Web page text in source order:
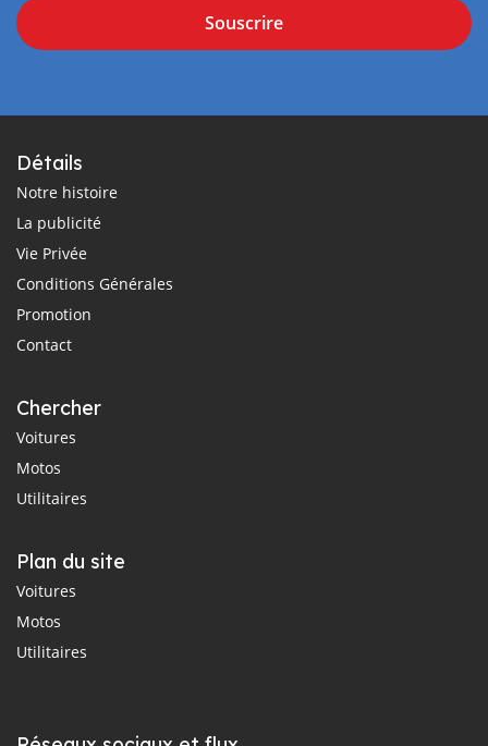
Souscrire
Détails
Notre histoire
La publicité
Vie Privée
Conditions Générales
Promotion
Contact
Chercher
Voitures
Motos
Utilitaires
Plan du site
Voitures
Motos
Utilitaires